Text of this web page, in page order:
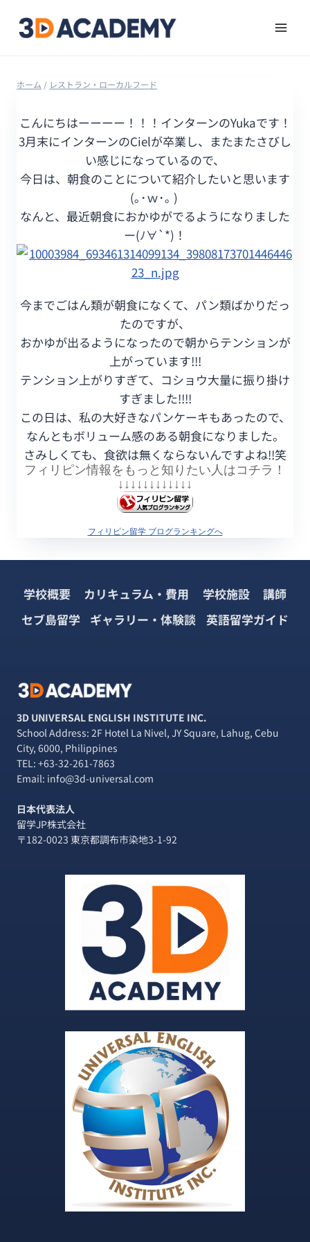
ホーム / レストラン・ローカルフード
こんにちはーーーー！！！インターンのYukaです！
3月末にインターンのCielが卒業し、またまたさびし
い感じになっているので、
今日は、朝食のことについて紹介したいと思います
(｡･ｗ･｡ )
なんと、最近朝食におかゆがでるようになりました
ー(ﾉ∀`*)！
今までごはん類が朝食になくて、パン類ばかりだっ
たのですが、
おかゆが出るようになったので朝からテンションが
上がっています!!!
テンション上がりすぎて、コショウ大量に振り掛け
すぎました!!!!
この日は、私の大好きなパンケーキもあったので、
なんともボリューム感のある朝食になりました。
さみしくても、食欲は無くならないんですよね!!笑
フィリピン情報をもっと知りたい人はコチラ！
↓↓↓↓↓↓ ↓↓↓↓↓↓
フィリピン留学 ブログランキングへ
学校概要 カリキュラム・費用 学校施設
講師
セブ島留学 ギャラリー・体験談 英語留学ガイド
3D UNIVERSAL ENGLISH INSTITUTE INC.
School Address: 2F Hotel La Nivel, JY Square, Lahug, Cebu
City, 6000, Philippines
TEL: +63-32-261-7863
Email: info@3d-universal.com
日本代表法人
留学JP株式会社
〒182-0023 東京都調布市染地3-1-92